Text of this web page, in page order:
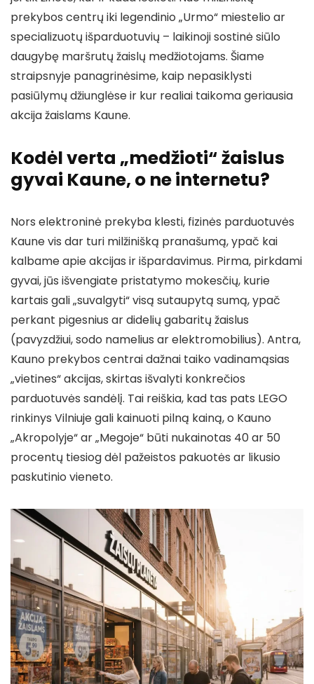
prekybos centrų iki legendinio „Urmo“ miestelio ar
specializuotų išparduotuvių – laikinoji sostinė siūlo
daugybę maršrutų žaislų medžiotojams. Šiame
straipsnyje panagrinėsime, kaip nepasiklysti
pasiūlymų džiunglėse ir kur realiai taikoma geriausia
akcija žaislams Kaune.
Kodėl verta „medžioti“ žaislus
gyvai Kaune, o ne internetu?
Nors elektroninė prekyba klesti, fizinės parduotuvės
Kaune vis dar turi milžinišką pranašumą, ypač kai
kalbame apie akcijas ir išpardavimus. Pirma, pirkdami
gyvai, jūs išvengiate pristatymo mokesčių, kurie
kartais gali „suvalgyti“ visą sutaupytą sumą, ypač
perkant pigesnius ar didelių gabaritų žaislus
(pavyzdžiui, sodo namelius ar elektromobilius). Antra,
Kauno prekybos centrai dažnai taiko vadinamąsias
„vietines“ akcijas, skirtas išvalyti konkrečios
parduotuvės sandėlį. Tai reiškia, kad tas pats LEGO
rinkinys Vilniuje gali kainuoti pilną kainą, o Kauno
„Akropolyje“ ar „Megoje“ būti nukainotas 40 ar 50
procentų tiesiog dėl pažeistos pakuotės ar likusio
paskutinio vieneto.